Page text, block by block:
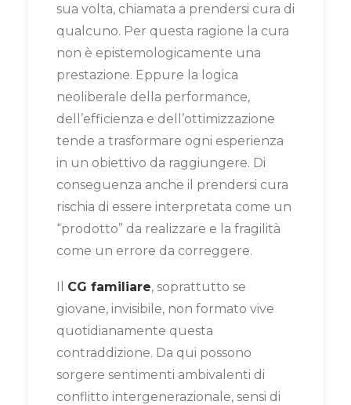
sua volta, chiamata a prendersi cura di
qualcuno. Per questa ragione la cura
non è epistemologicamente una
prestazione. Eppure la logica
neoliberale della performance,
dell’efficienza e dell’ottimizzazione
tende a trasformare ogni esperienza
in un obiettivo da raggiungere. Di
conseguenza anche il prendersi cura
rischia di essere interpretata come un
“prodotto” da realizzare e la fragilità
come un errore da correggere.
Il CG familiare, soprattutto se
giovane, invisibile, non formato vive
quotidianamente questa
contraddizione. Da qui possono
sorgere sentimenti ambivalenti di
conflitto intergenerazionale, sensi di